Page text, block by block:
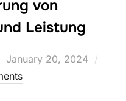
von
Leistung
Posted
on
January 20, 2024